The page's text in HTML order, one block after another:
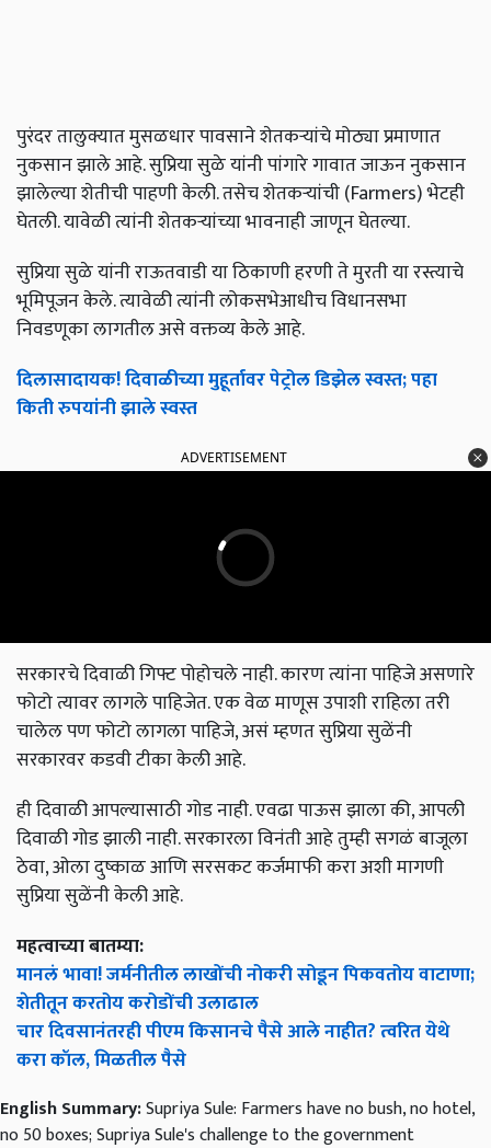
पुरंदर तालुक्यात मुसळधार पावसाने शेतकऱ्यांचे मोठ्या प्रमाणात
नुकसान झाले आहे. सुप्रिया सुळे यांनी पांगारे गावात जाऊन नुकसान
झालेल्या शेतीची पाहणी केली. तसेच शेतकऱ्यांची (Farmers) भेटही
घेतली. यावेळी त्यांनी शेतकऱ्यांच्या भावनाही जाणून घेतल्या.
सुप्रिया सुळे यांनी राऊतवाडी या ठिकाणी हरणी ते मुरती या रस्त्याचे
भूमिपूजन केले. त्यावेळी त्यांनी लोकसभेआधीच विधानसभा
निवडणूका लागतील असे वक्तव्य केले आहे.
दिलासादायक! दिवाळीच्या मुहूर्तावर पेट्रोल डिझेल स्वस्त; पहा
किती रुपयांनी झाले स्वस्त
ADVERTISEMENT
सरकारचे दिवाळी गिफ्ट पोहोचले नाही. कारण त्यांना पाहिजे असणारे
फोटो त्यावर लागले पाहिजेत. एक वेळ माणूस उपाशी राहिला तरी
चालेल पण फोटो लागला पाहिजे, असं म्हणत सुप्रिया सुळेंनी
सरकारवर कडवी टीका केली आहे.
ही दिवाळी आपल्यासाठी गोड नाही. एवढा पाऊस झाला की, आपली
दिवाळी गोड झाली नाही. सरकारला विनंती आहे तुम्ही सगळं बाजूला
ठेवा, ओला दुष्काळ आणि सरसकट कर्जमाफी करा अशी मागणी
सुप्रिया सुळेंनी केली आहे.
महत्वाच्या बातम्या:
मानलं भावा! जर्मनीतील लाखोंची नोकरी सोडून पिकवतोय वाटाणा;
शेतीतून करतोय करोडोंची उलाढाल
चार दिवसानंतरही पीएम किसानचे पैसे आले नाहीत? त्वरित येथे
करा कॉल, मिळतील पैसे
English Summary:Supriya Sule: Farmers have no bush, no hotel,
no 50 boxes; Supriya Sule's challenge to the government